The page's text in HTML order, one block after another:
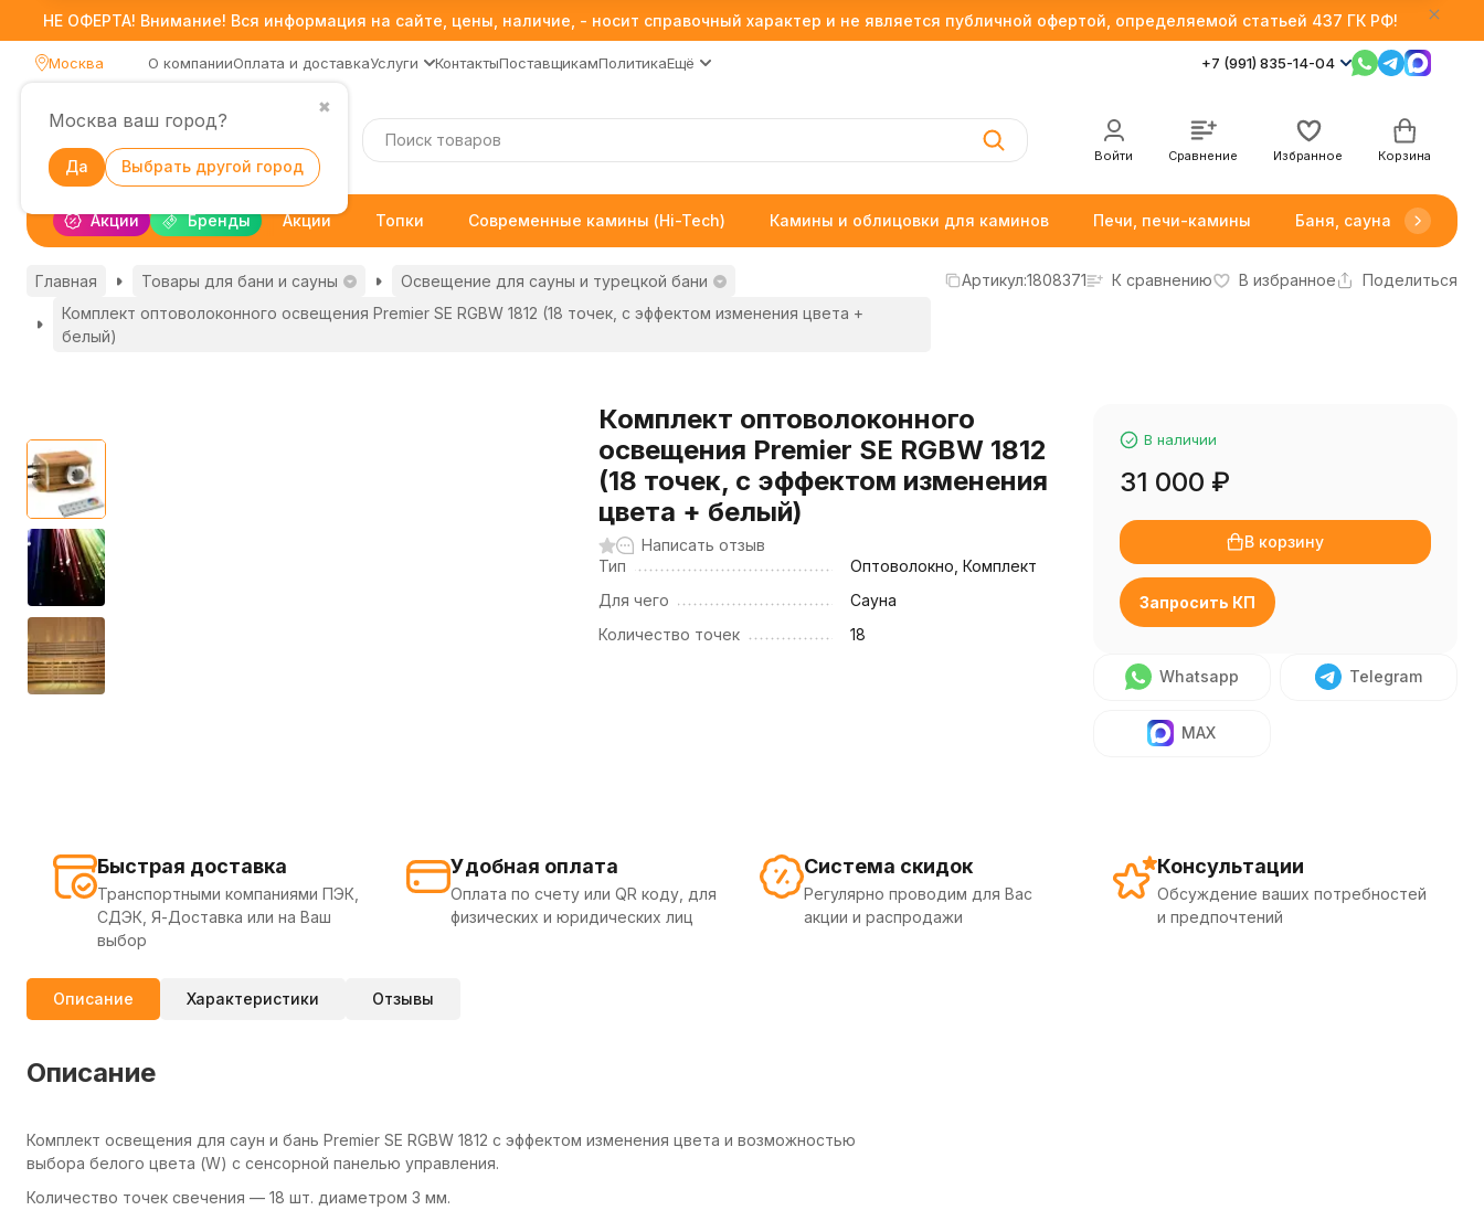
НЕ ОФЕРТА! Внимание! Вся информация на сайте, цены, наличие, - носит справочный характер и не является публичной офертой, определяемой статьей 437 ГК РФ!
Москва
✖
Москва ваш город?
Да Выбрать другой город
О компанииОплата и доставкаУслуги КонтактыПоставщикамПолитикаЕщё +7 (991) 835-14-04
Войти Сравнение Избранное Корзина
Акции Бренды Акции Топки Современные камины (Hi-Tech) Камины и облицовки для каминов Печи, печи-камины Баня, сауна
Главная Товары для бани и сауны
Освещение для сауны и турецкой бани
Комплект оптоволоконного освещения Premier SE RGBW 1812 (18 точек, с эффектом изменения цвета +
белый)
Артикул:1808371 К сравнению В избранное Поделиться
Комплект оптоволоконного
освещения Premier SE RGBW 1812
(18 точек, с эффектом изменения
цвета + белый)
Написать отзыв
Тип
Оптоволокно, Комплект
Для чего
Сауна
Количество точек
18
В наличии
31 000 ₽
В корзину
Запросить КП
Whatsapp Telegram
MAX
Быстрая доставка
Транспортными компаниями ПЭК,
СДЭК, Я-Доставка или на Ваш
выбор
Удобная оплата
Оплата по счету или QR коду, для
физических и юридических лиц
Система скидок
Регулярно проводим для Вас
акции и распродажи
Консультации
Обсуждение ваших потребностей
и предпочтений
Описание Характеристики Отзывы
Описание
Комплект освещения для саун и бань Premier SE RGBW 1812 с эффектом изменения цвета и возможностью
выбора белого цвета (W) с сенсорной панелью управления.
Количество точек свечения — 18 шт. диаметром 3 мм.